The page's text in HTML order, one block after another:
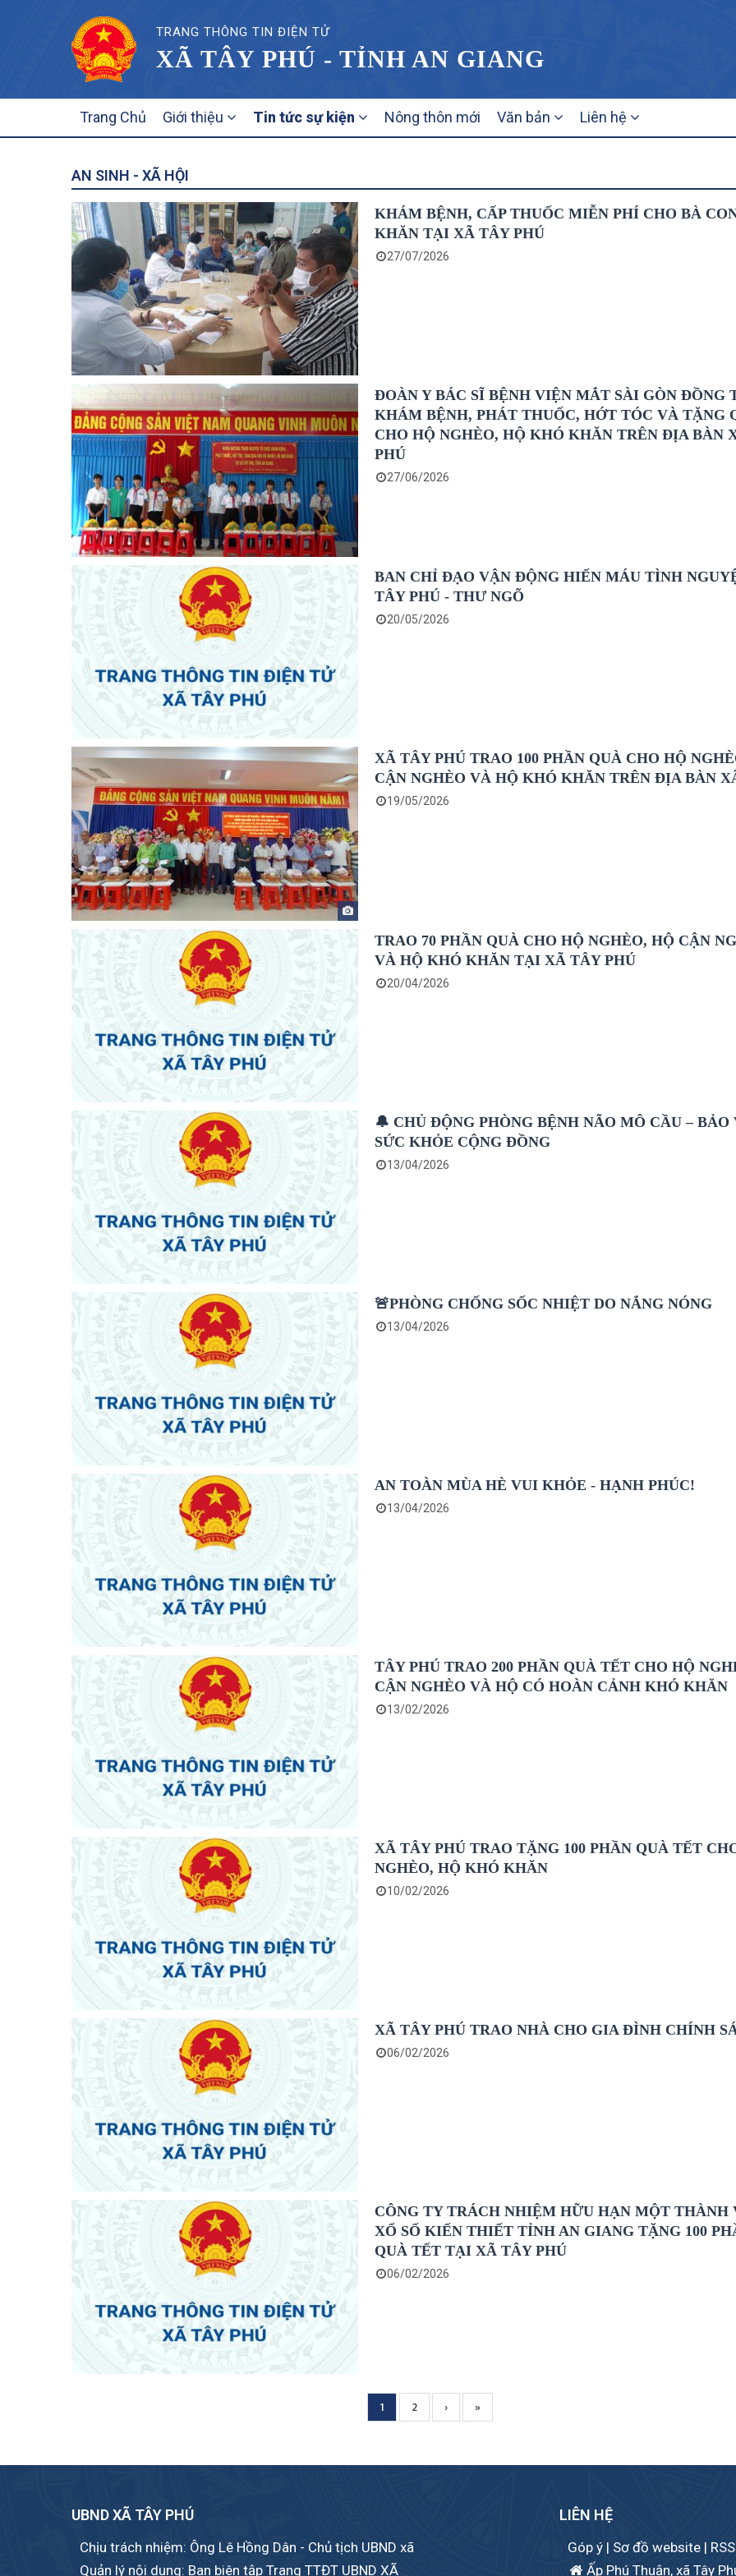
TRANG THÔNG TIN ĐIỆN TỬ
XÃ TÂY PHÚ - TỈNH AN GIANG
NAVIGATION
Trang Chủ Giới thiệu Tin tức sự kiện Nông thôn mới Văn bản Liên hệ
AN SINH - XÃ HỘI
KHÁM BỆNH, CẤP THUỐC MIỄN PHÍ CHO BÀ
KHĂN TẠI XÃ TÂY PHÚ
27/07/2026
ĐOÀN Y BÁC SĨ BỆNH VIỆN MẮT SÀI GÒN ĐỒNG
KHÁM BỆNH, PHÁT THUỐC, HỚT TÓC VÀ TẶNG
CHO HỘ NGHÈO, HỘ KHÓ KHĂN TRÊN ĐỊA BÀN
PHÚ
27/06/2026
BAN CHỈ ĐẠO VẬN ĐỘNG HIẾN MÁU TÌNH
TÂY PHÚ - THƯ NGÕ
20/05/2026
XÃ TÂY PHÚ TRAO 100 PHẦN QUÀ CHO HỘ
CẬN NGHÈO VÀ HỘ KHÓ KHĂN TRÊN ĐỊA BÀN
19/05/2026
TRAO 70 PHẦN QUÀ CHO HỘ NGHÈO, HỘ CẬN
VÀ HỘ KHÓ KHĂN TẠI XÃ TÂY PHÚ
20/04/2026
🔔 CHỦ ĐỘNG PHÒNG BỆNH NÃO MÔ CẦU – BẢO
SỨC KHỎE CỘNG ĐỒNG
13/04/2026
🚨PHÒNG CHỐNG SỐC NHIỆT DO NẮNG NÓNG
13/04/2026
AN TOÀN MÙA HÈ VUI KHỎE - HẠNH PHÚC!
13/04/2026
TÂY PHÚ TRAO 200 PHẦN QUÀ TẾT CHO HỘ
CẬN NGHÈO VÀ HỘ CÓ HOÀN CẢNH KHÓ KHĂN
13/02/2026
XÃ TÂY PHÚ TRAO TẶNG 100 PHẦN QUÀ TẾT
NGHÈO, HỘ KHÓ KHĂN
10/02/2026
XÃ TÂY PHÚ TRAO NHÀ CHO GIA ĐÌNH CHÍNH
06/02/2026
CÔNG TY TRÁCH NHIỆM HỮU HẠN MỘT THÀNH
XỔ SỐ KIẾN THIẾT TỈNH AN GIANG TẶNG 100
QUÀ TẾT TẠI XÃ TÂY PHÚ
06/02/2026
Current
page
1 Page
2
Next
page
›
Trang
cuối
»
UBND XÃ TÂY PHÚ
Chịu trách nhiệm: Ông Lê Hồng Dân - Chủ tịch UBND xã
Quản lý nội dung: Ban biên tập Trang TTĐT UBND XÃ
LIÊN HỆ
Góp ý | Sơ đồ website | RSS
Ấp Phú Thuận, xã Tây